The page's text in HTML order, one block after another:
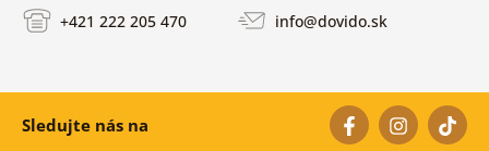
+421 222 205 470 info@dovido.sk
Sledujte nás na